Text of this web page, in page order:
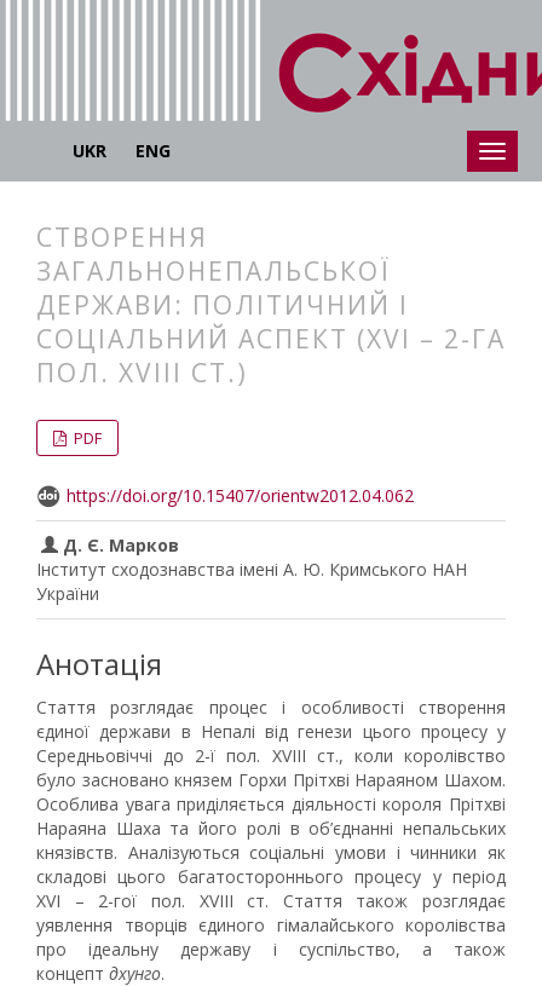
UKR ENG
СТВОРЕННЯ
ЗАГАЛЬНОНЕПАЛЬСЬКОЇ
ДЕРЖАВИ: ПОЛІТИЧНИЙ І
СОЦІАЛЬНИЙ АСПЕКТ (XVI – 2-ГА
ПОЛ. XVIII СТ.)
PDF
https://doi.org/10.15407/orientw2012.04.062
Д. Є. Марков
Інститут сходознавства імені А. Ю. Кримського НАН
України
Анотація
Стаття розглядає процес і особливості створення
єдиної держави в Непалі від генези цього процесу у
Середньовіччі до 2-ї пол. XVIII ст., коли королівство
було засновано князем Горхи Прітхві Нараяном Шахом.
Особлива увага приділяється діяльності короля Прітхві
Нараяна Шаха та його ролі в об’єднанні непальських
князівств. Аналізуються соціальні умови і чинники як
складові цього багатостороннього процесу у період
XVI – 2-гої пол. XVIII ст. Стаття також розглядає
уявлення творців єдиного гімалайського королівства
про ідеальну державу і суспільство, а також
концепт дхунго.